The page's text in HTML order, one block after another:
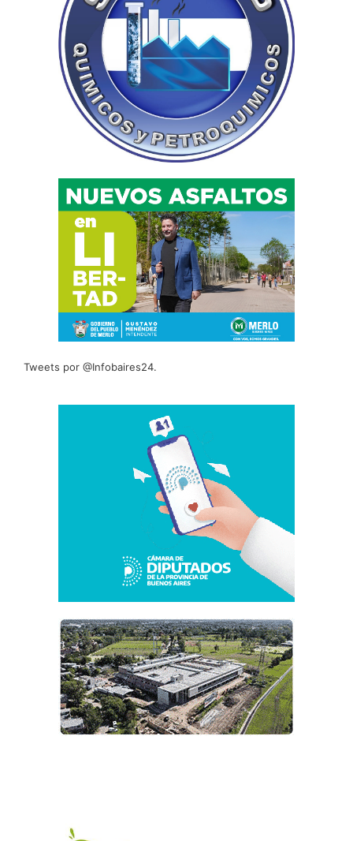
Tweets por @Infobaires24.